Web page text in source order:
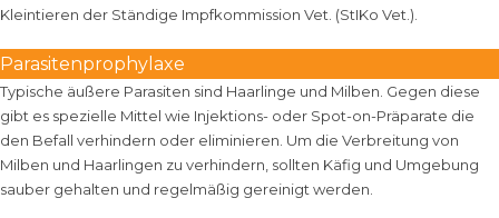
Kleintieren der Ständige Impfkommission Vet. (StIKo Vet.)
Parasitenprophylaxe
Typische äußere Parasiten sind Haarlinge und Milben. Gegen diese
gibt es spezielle Mittel wie Injektions- oder Spot-on-Präparate die
den Befall verhindern oder eliminieren. Um die Verbreitung von
Milben und Haarlingen zu verhindern, sollten Käfig und Umgebung
sauber gehalten und regelmäßig gereinigt werden.